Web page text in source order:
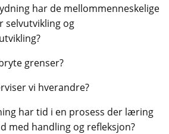
har de mellommenneskelige
selvutvikling og
grenser?
vi hverandre?
har tid i en prosess der læring
med handling og refleksjon?